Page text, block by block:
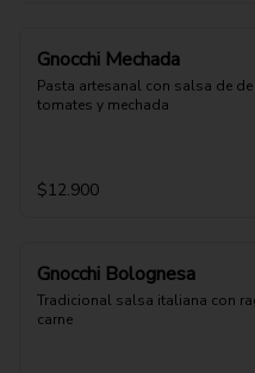
Gnocchi Mechada
Pasta artesanal con salsa de de
tomates y mechada
$12.900
Gnocchi Bolognesa
Tradicional salsa italiana con
carne